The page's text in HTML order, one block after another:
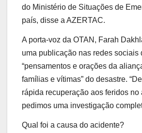
do Ministério de Situações de
país, disse a AZERTAC.
A porta-voz da OTAN, Farah
uma publicação nas redes sociais
“pensamentos e orações da
famílias e vítimas” do desastre.
rápida recuperação aos feridos no
pedimos uma investigação
Qual foi a causa do acidente?